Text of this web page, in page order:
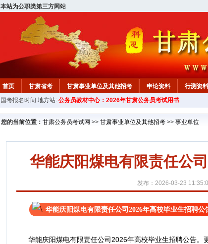
本站为公职类第三方网站
首页 甘肃省考 甘肃事业单位及其他招考 申论资料 行测资料
国考报名时间 地方站: 公务员教材中心：2026年甘肃公务员考试用书
您的当前位置： 甘肃公务员考试网 >> 甘肃事业单位及其他招考 >> 事业单位
华能庆阳煤电有限责任公
发布：2026-03-23
华能庆阳煤电有限责任公司​2026年高校毕业生招聘公
华能庆阳煤电有限责任公司​2026年高校毕业生招聘公告。